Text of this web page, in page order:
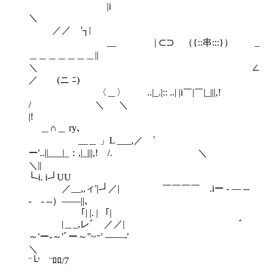
|i
＼
／／ '┐|
__ | ⊂⊃ （{::串:::}） _
＿＿＿＿＿＿＿||
＼ ∠
／ (ニ ﾆ)
〈＿〉 ..|_.|:: ..| |i￣|￣|_|||,!
/ ＼ ＼
|!
＿∩＿ ry､
__＿ 」L ___,／ `
ー'..||___|_：,|_|||,! /. ＼
＼||
└‐i. i‐┘UU
／__,,ィ'|‐┘／| ￣￣￣￣ .iー - ― -‐
- - ‐-）――||､
「| |. | 「|
|＿_,レﾞ ／／| ﾞ
～'ー-～'ﾞー～''~ｰ' ――‐'
＼
¨└' ¨ﾛﾛ/7